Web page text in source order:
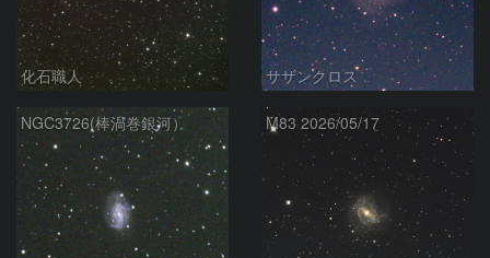
化石職人 サザンクロス
NGC3726(棒渦巻銀河） M83 2026/05/17